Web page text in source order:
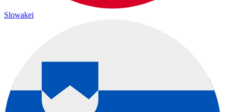
Slowakei